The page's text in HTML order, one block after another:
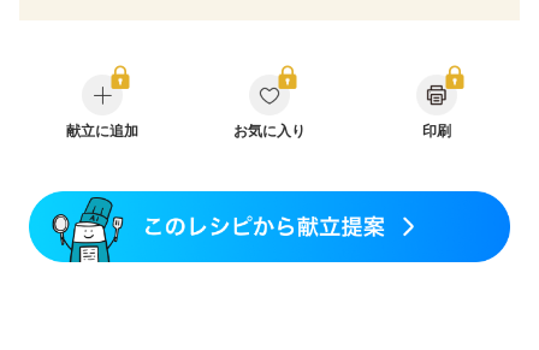
糖尿病性腎症（第３期）
CKD（ステージ１）
CKD（ステージ２）
CKD（ステージ３b）
乳がん（抗がん剤治療中）
乳がん（ホルモン療法中）
産後（ミルク）
フレイル（年齢に合わせた体作り）
低栄養予防
貧血対策
ニキビ・肌荒れ
献立に追加 お気に入り 印刷